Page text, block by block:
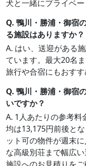
犬と一緒にプライベ
Q. 鴨川・勝浦・御宿
る施設はありますか？
A. はい、送迎がある
ています。最大20名
旅行や合宿にもおすす
Q. 鴨川・勝浦・御宿
いですか？
A. 1人あたりの参考
均は13,175円前後と
ット可の物件が週末
な高級別荘まで幅広